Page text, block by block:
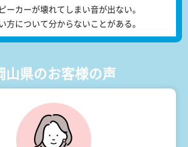
ーカーが壊れてしまい音が出ない。
方について分からないことがある。
山県のお客様の声